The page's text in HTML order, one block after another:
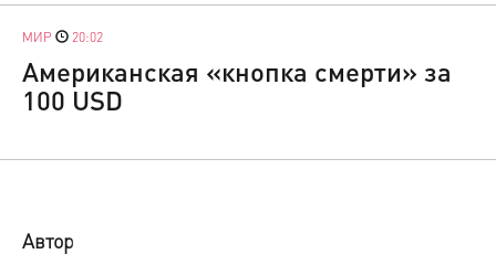
МИР 20:02
Американская «кнопка смерти» за
100 USD
Автор